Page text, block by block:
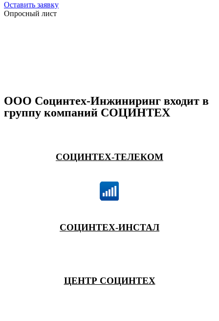
Оставить заявку
Опросный лист
ООО Социнтех-Инжиниринг входит в
группу компаний СОЦИНТЕХ
СОЦИНТЕХ-ТЕЛЕКОМ
СОЦИНТЕХ-ИНСТАЛ
ЦЕНТР СОЦИНТЕХ